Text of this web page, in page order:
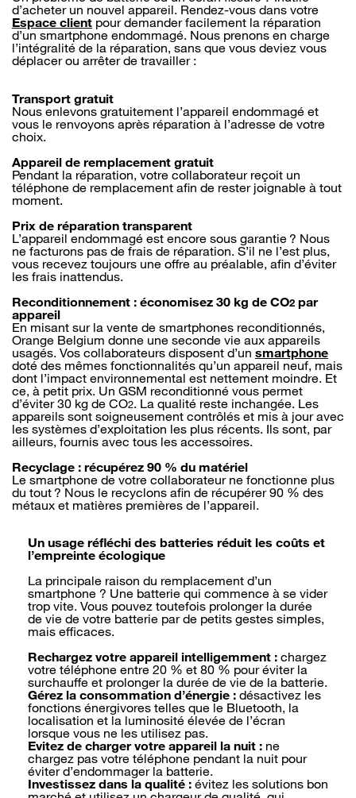
d’acheter un nouvel appareil. Rendez-vous dans votre
Espace client pour demander facilement la réparation
d’un smartphone endommagé. Nous prenons en charge
l’intégralité de la réparation, sans que vous deviez vous
déplacer ou arrêter de travailler :
Transport gratuit
Nous enlevons gratuitement l’appareil endommagé et
vous le renvoyons après réparation à l’adresse de votre
choix.
Appareil de remplacement gratuit
Pendant la réparation, votre collaborateur reçoit un
téléphone de remplacement afin de rester joignable à tout
moment.
Prix de réparation transparent
L’appareil endommagé est encore sous garantie ? Nous
ne facturons pas de frais de réparation. S’il ne l’est plus,
vous recevez toujours une offre au préalable, afin d’éviter
les frais inattendus.
Reconditionnement : économisez 30 kg de CO2 par
appareil
En misant sur la vente de smartphones reconditionnés,
Orange Belgium donne une seconde vie aux appareils
usagés. Vos collaborateurs disposent d’un smartphone
doté des mêmes fonctionnalités qu’un appareil neuf, mais
dont l’impact environnemental est nettement moindre. Et
ce, à petit prix. Un GSM reconditionné vous permet
d’éviter 30 kg de CO2. La qualité reste inchangée. Les
appareils sont soigneusement contrôlés et mis à jour avec
les systèmes d’exploitation les plus récents. Ils sont, par
ailleurs, fournis avec tous les accessoires.
Recyclage : récupérez 90 % du matériel
Le smartphone de votre collaborateur ne fonctionne plus
du tout ? Nous le recyclons afin de récupérer 90 % des
métaux et matières premières de l’appareil.
Un usage réfléchi des batteries réduit les coûts et
l’empreinte écologique
La principale raison du remplacement d’un
smartphone ? Une batterie qui commence à se vider
trop vite. Vous pouvez toutefois prolonger la durée
de vie de votre batterie par de petits gestes simples,
mais efficaces.
Rechargez votre appareil intelligemment : chargez
votre téléphone entre 20 % et 80 % pour éviter la
surchauffe et prolonger la durée de vie de la batterie.
Gérez la consommation d’énergie : désactivez les
fonctions énergivores telles que le Bluetooth, la
localisation et la luminosité élevée de l’écran
lorsque vous ne les utilisez pas.
Evitez de charger votre appareil la nuit : ne
chargez pas votre téléphone pendant la nuit pour
éviter d’endommager la batterie.
Investissez dans la qualité : évitez les solutions bon